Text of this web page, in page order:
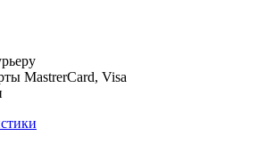
MastrerCard, Visa